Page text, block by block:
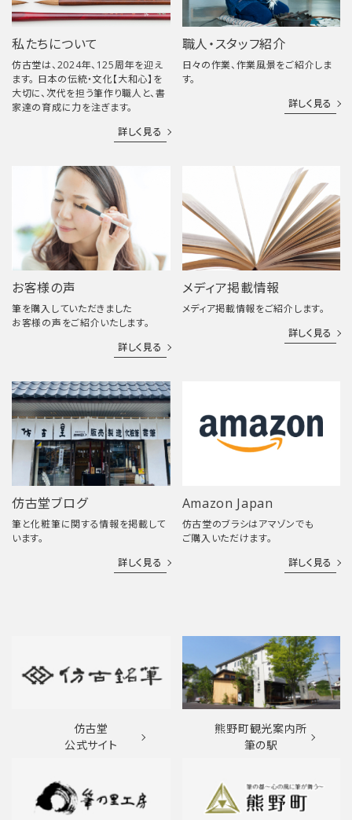
私たちについて
仿古堂は、2024年、125周年を迎え
ます。 日本の伝統・文化【大和心】を
大切に、次代を担う筆作り職人と、書
家達の育成に力を注ぎます。
詳しく見る
職人・スタッフ紹介
日々の作業、作業風景をご紹介しま
す。
詳しく見る
お客様の声
筆を購入していただきました
お客様の声をご紹介いたします。
詳しく見る
メディア掲載情報
メディア掲載情報をご紹介します。
詳しく見る
仿古堂ブログ
筆と化粧筆に関する情報を掲載して
います。
詳しく見る
Amazon Japan
仿古堂のブラシはアマゾンでも
ご購入いただけます。
詳しく見る
仿古堂
公式サイト
熊野町観光案内所
筆の駅